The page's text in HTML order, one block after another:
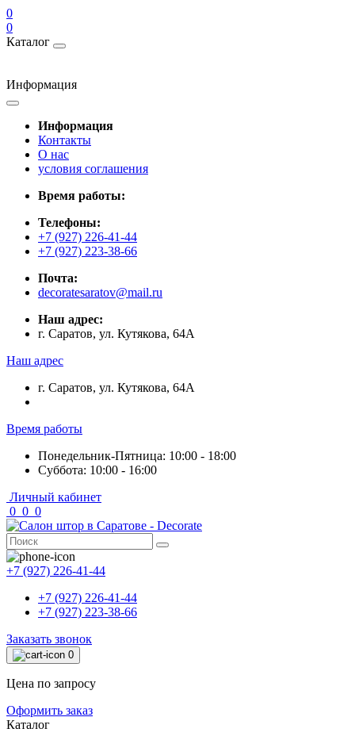
0
0
Каталог
Информация
Информация
Контакты
О нас
условия соглашения
Время работы:
Телефоны:
+7 (927) 226-41-44
+7 (927) 223-38-66
Почта:
decoratesaratov@mail.ru
Наш адрес:
г. Саратов, ул. Кутякова, 64А
Наш адрес
г. Саратов, ул. Кутякова, 64А
Время работы
Понедельник-Пятница: 10:00 - 18:00
Суббота: 10:00 - 16:00
Личный кабинет
0 0 0
+7 (927) 226-41-44
+7 (927) 226-41-44
+7 (927) 223-38-66
Заказать звонок
0
Цена по запросу
Оформить заказ
Каталог